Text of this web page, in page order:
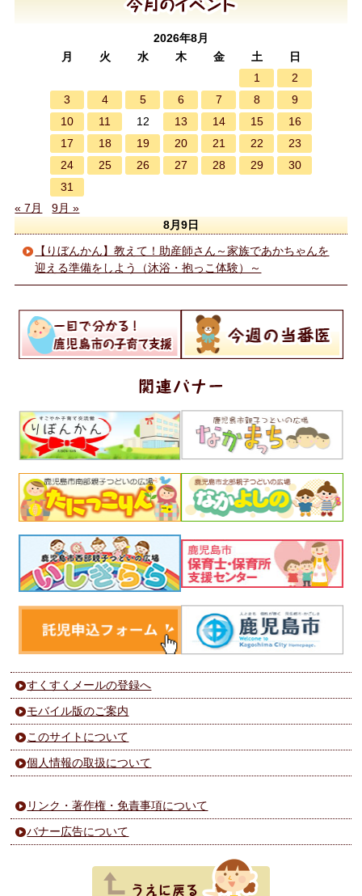
2026年8月
月
火 水 木 金 土
日
1
2
3
4 5 6 7 8
9
10
11 12 13 14 15
16
17
18 19 20 21 22
23
24
25 26 27 28 29
30
31
« 7月
9月 »
8月9日
【りぼんかん】教えて！助産師さん～家族であかちゃんを
迎える準備をしよう（沐浴・抱っこ体験）～
すくすくメールの登録へ
モバイル版のご案内
このサイトについて
個人情報の取扱について
リンク・著作権・免責事項について
バナー広告について